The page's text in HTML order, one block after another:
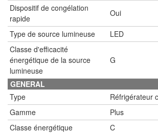
Dispositif de congélation
rapide
Oui
Type de source lumineuse
LED
Classe d'efficacité
énergétique de la source
lumineuse
G
GENERAL
Type
Réfrigérateur
Gamme
Plus
Classe énergétique
C